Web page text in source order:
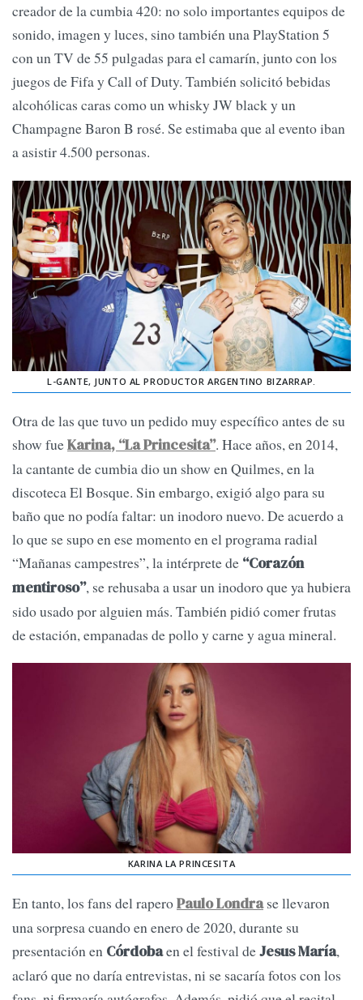
creador de la cumbia 420: no solo importantes equipos de
sonido, imagen y luces, sino también una PlayStation 5
con un TV de 55 pulgadas para el camarín, junto con los
juegos de Fifa y Call of Duty. También solicitó bebidas
alcohólicas caras como un whisky JW black y un
Champagne Baron B rosé. Se estimaba que al evento iban
a asistir 4.500 personas.
L-GANTE, JUNTO AL PRODUCTOR ARGENTINO BIZARRAP.
Otra de las que tuvo un pedido muy específico antes de su
show fueKarina, “La Princesita”. Hace años, en 2014,
la cantante de cumbia dio un show en Quilmes, en la
discoteca El Bosque. Sin embargo, exigió algo para su
baño que no podía faltar: un inodoro nuevo. De acuerdo a
lo que se supo en ese momento en el programa radial
“Mañanas campestres”, la intérprete de “Corazón
mentiroso”, se rehusaba a usar un inodoro que ya hubiera
sido usado por alguien más. También pidió comer frutas
de estación, empanadas de pollo y carne y agua mineral.
KARINA LA PRINCESITA
En tanto, los fans del raperoPaulo Londra se llevaron
una sorpresa cuando en enero de 2020, durante su
presentación en Córdobaen el festival deJesus María,
aclaró que no daría entrevistas, ni se sacaría fotos con los